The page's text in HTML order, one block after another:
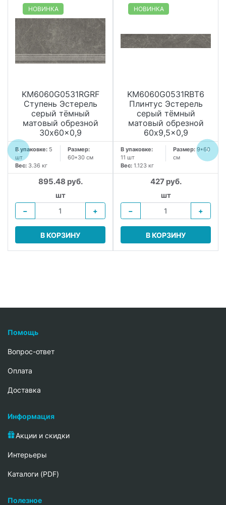
НОВИНКА
KM6060G0531RGRF
Ступень Эстерель
серый тёмный
матовый обрезной
30x60x0,9
В упаковке: 5
шт
Размер:
60*30 см
Вес: 3.36 кг
895.48 руб.
шт
−
+
В КОРЗИНУ
НОВИНКА
KM6060G0531RBT6
Плинтус Эстерель
серый тёмный
матовый обрезной
60x9,5x0,9
В упаковке:
11 шт
Размер:9*60
см
Вес: 1.123 кг
427 руб.
шт
−
+
В КОРЗИНУ
Помощь
Вопрос-ответ
Oплата
Доставка
Информация
Акции и скидки
Интерьеры
Каталоги (PDF)
Полезное